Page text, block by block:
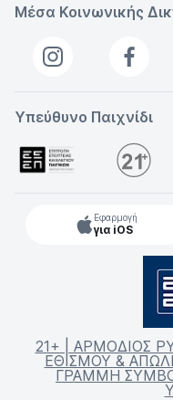
Μέσα Κοινωνικής
Υπεύθυνο Παιχνίδι
Εφαρμογή
για iOS
21+ | ΑΡΜΟΔΙΟΣ
ΕΘΙΣΜΟΥ &
ΓΡΑΜΜΗ